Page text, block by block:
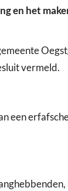
en het
vermeld.
een